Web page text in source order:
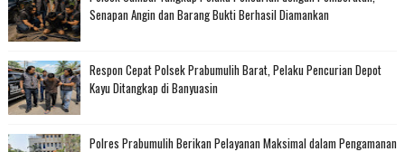
Senapan Angin dan Barang Bukti Berhasil Diamankan
Respon Cepat Polsek Prabumulih Barat, Pelaku Pencurian Depot
Kayu Ditangkap di Banyuasin
Polres Prabumulih Berikan Pelayanan Maksimal dalam Pengamanan